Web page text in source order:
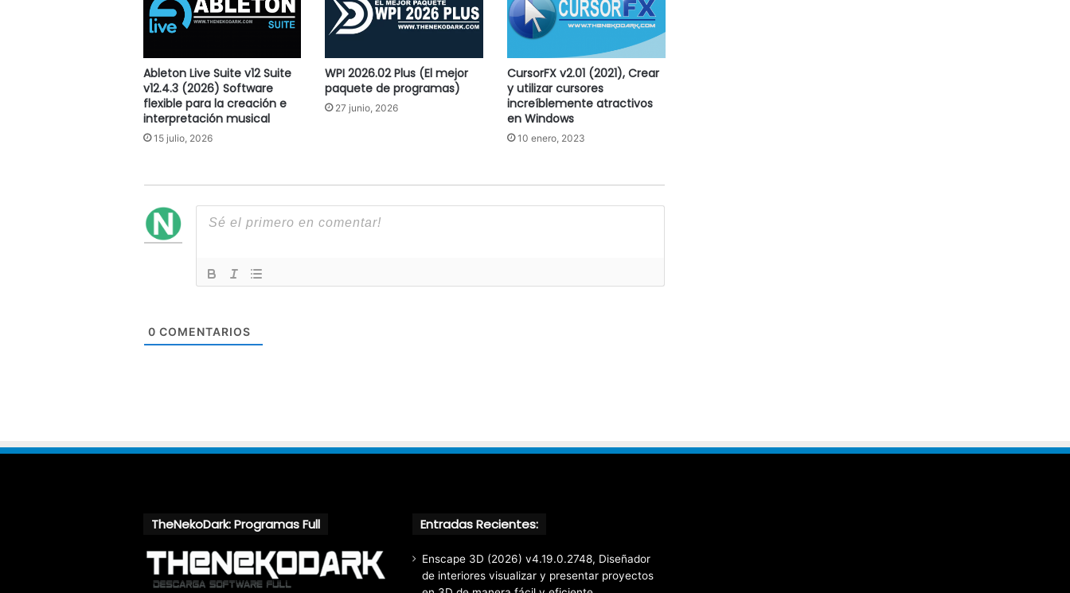
Ableton Live Suite v12 Suite
v12.4.3 (2026) Software
flexible para la creación e
interpretación musical
15 julio, 2026
WPI 2026.02 Plus (El mejor
paquete de programas)
27 junio, 2026
CursorFX v2.01 (2021), Crear
y utilizar cursores
increíblemente atractivos
en Windows
10 enero, 2023
0 COMENTARIOS
TheNekoDark: Programas Full Entradas Recientes:
Enscape 3D (2026) v4.19.0.2748, Diseñador
de interiores visualizar y presentar proyectos